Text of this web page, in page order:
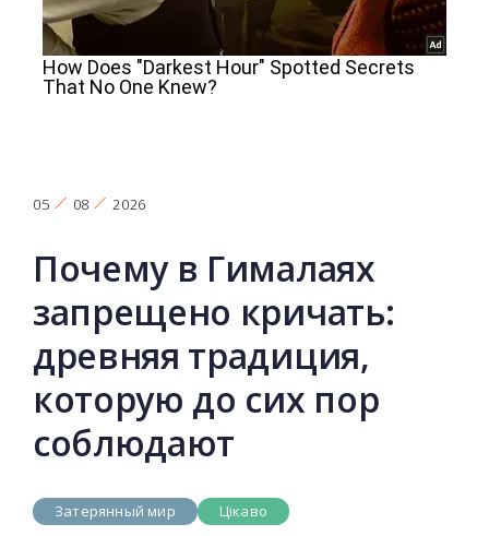
05 08 2026
Почему в Гималаях
запрещено кричать:
древняя традиция,
которую до сих пор
соблюдают
Затерянный мир Цікаво